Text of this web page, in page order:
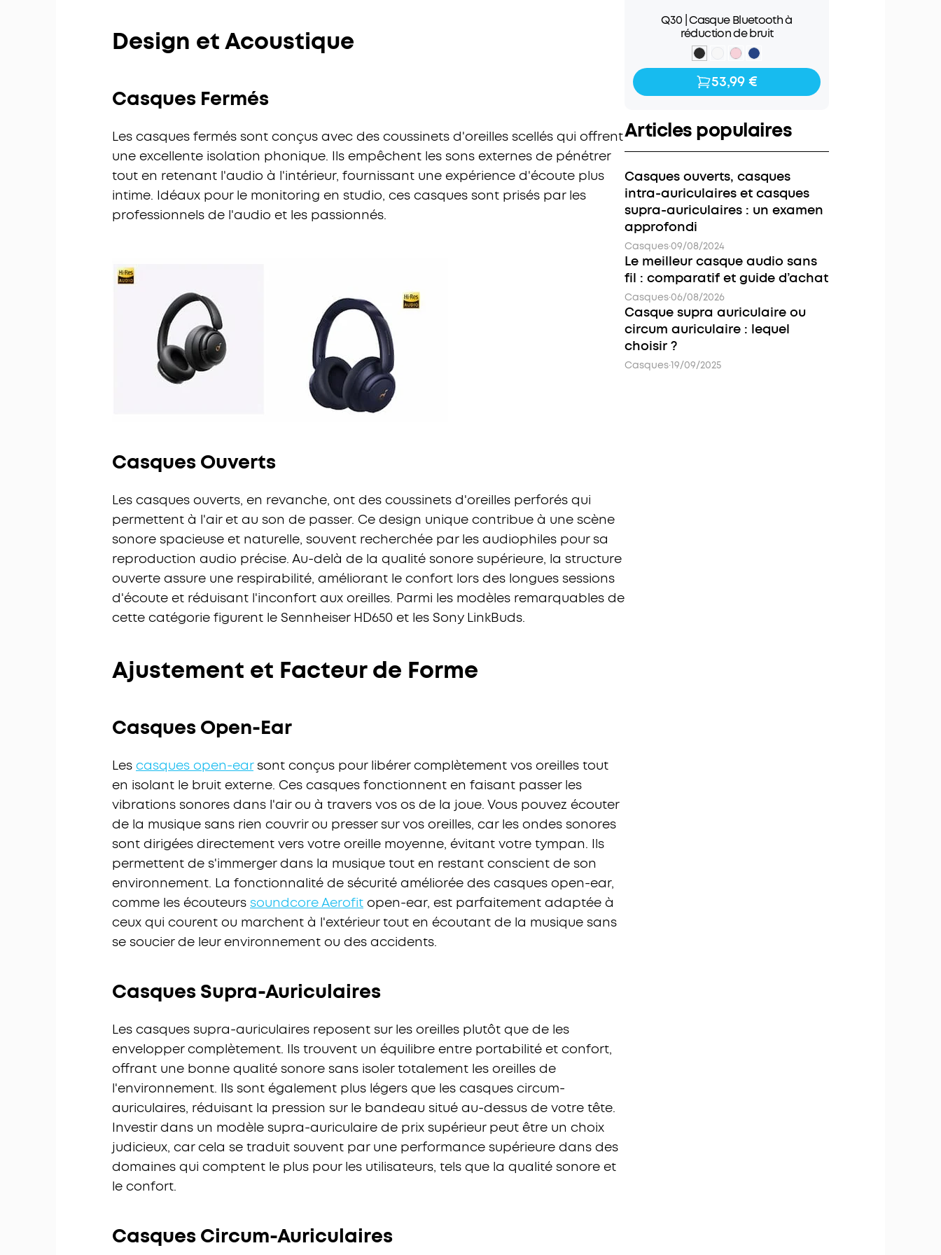
Design et Acoustique
Casques Fermés
Les casques fermés sont conçus avec des coussinets d'oreilles scellés qui offrent
une excellente isolation phonique. Ils empêchent les sons externes de pénétrer
tout en retenant l'audio à l'intérieur, fournissant une expérience d'écoute plus
intime. Idéaux pour le monitoring en studio, ces casques sont prisés par les
professionnels de l'audio et les passionnés.
Casques Ouverts
Les casques ouverts, en revanche, ont des coussinets d'oreilles perforés qui
permettent à l'air et au son de passer. Ce design unique contribue à une scène
sonore spacieuse et naturelle, souvent recherchée par les audiophiles pour sa
reproduction audio précise. Au-delà de la qualité sonore supérieure, la structure
ouverte assure une respirabilité, améliorant le confort lors des longues sessions
d'écoute et réduisant l'inconfort aux oreilles. Parmi les modèles remarquables de
cette catégorie figurent le Sennheiser HD650 et les Sony LinkBuds.
Ajustement et Facteur de Forme
Casques Open-Ear
Les casques open-earsont conçus pour libérer complètement vos oreilles tout
en isolant le bruit externe. Ces casques fonctionnent en faisant passer les
vibrations sonores dans l'air ou à travers vos os de la joue. Vous pouvez écouter
de la musique sans rien couvrir ou presser sur vos oreilles, car les ondes sonores
sont dirigées directement vers votre oreille moyenne, évitant votre tympan. Ils
permettent de s'immerger dans la musique tout en restant conscient de son
environnement. La fonctionnalité de sécurité améliorée des casques open-ear,
comme les écouteurs soundcore Aerofit open-ear, est parfaitement adaptée à
ceux qui courent ou marchent à l'extérieur tout en écoutant de la musique sans
se soucier de leur environnement ou des accidents.
Casques Supra-Auriculaires
Les casques supra-auriculaires reposent sur les oreilles plutôt que de les
envelopper complètement. Ils trouvent un équilibre entre portabilité et confort,
offrant une bonne qualité sonore sans isoler totalement les oreilles de
l'environnement. Ils sont également plus légers que les casques circum-
auriculaires, réduisant la pression sur le bandeau situé au-dessus de votre tête.
Investir dans un modèle supra-auriculaire de prix supérieur peut être un choix
judicieux, car cela se traduit souvent par une performance supérieure dans des
domaines qui comptent le plus pour les utilisateurs, tels que la qualité sonore et
le confort.
Casques Circum-Auriculaires
Q30 | Casque Bluetooth à
réduction de bruit
53,99 €69,99 €
53,99 €
Articles populaires
Casques ouverts, casques
intra-auriculaires et casques
supra-auriculaires : un examen
approfondi
Casques·09/08/2024
Le meilleur casque audio sans
fil : comparatif et guide d’achat
Casques·06/08/2026
Casque supra auriculaire ou
circum auriculaire : lequel
choisir ?
Casques·19/09/2025